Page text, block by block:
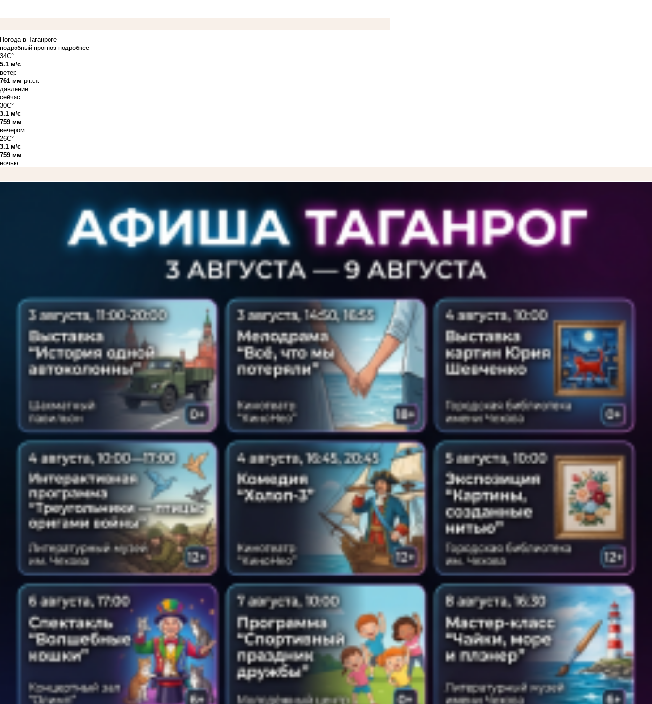
Погода в Таганроге
подробный прогноз подробнее
34C°
5.1 м/с
ветер
761 мм рт.ст.
давление
сейчас
30C°
3.1 м/с
759 мм
вечером
26C°
3.1 м/с
759 мм
ночью